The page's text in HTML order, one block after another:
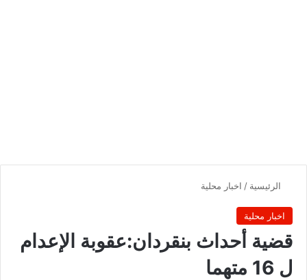
الرئيسية / اخبار محلية
اخبار محلية
قضية أحداث بنقردان:عقوبة الإعدام
ل 16 متهما